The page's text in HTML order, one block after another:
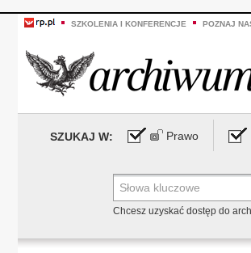
SZKOLENIA I KONFERENCJE POZNAJ
SZUKAJ W: Prawo
Chcesz uzyskać dostęp do